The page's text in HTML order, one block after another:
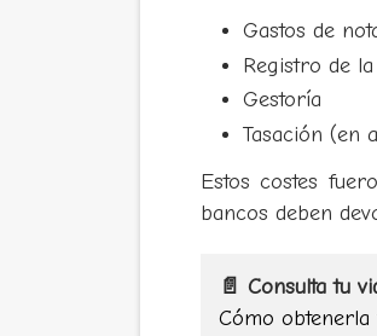
Gastos de
Registro de
Gestoría
Tasación (en
Estos costes
bancos deben
📄 Consulta tu
Cómo obtenerla